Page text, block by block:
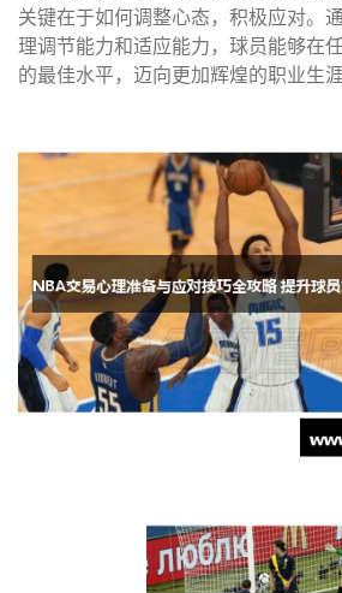
关键在于如何调整心态，积极应对。
理调节能力和适应能力，球员能够在
的最佳水平，迈向更加辉煌的职业生涯